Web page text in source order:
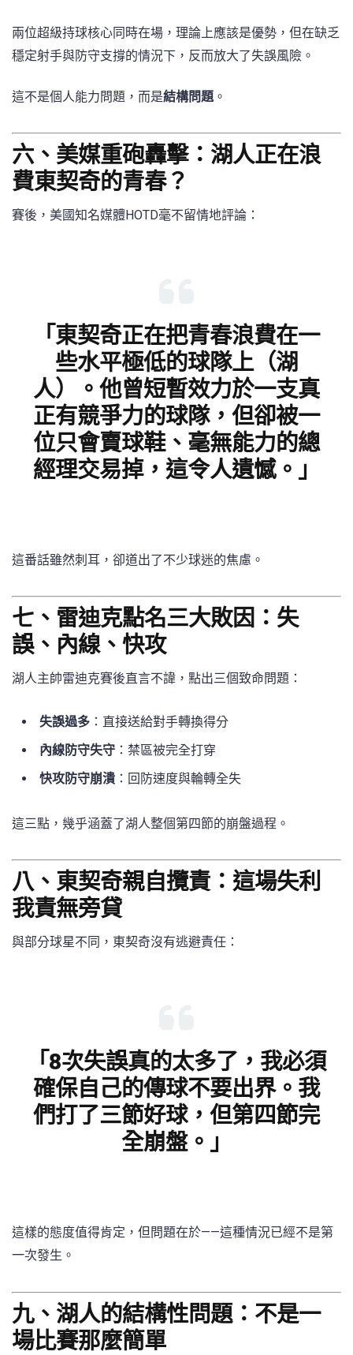
兩位超級持球核心同時在場，理論上應該是優勢，但在缺乏
穩定射手與防守支撐的情況下，反而放大了失誤風險。
這不是個人能力問題，而是結構問題。
六、美媒重砲轟擊：湖人正在浪
費東契奇的青春？
賽後，美國知名媒體HOTD毫不留情地評論：
「東契奇正在把青春浪費在一
些水平極低的球隊上（湖
人）。他曾短暫效力於一支真
正有競爭力的球隊，但卻被一
位只會賣球鞋、毫無能力的總
經理交易掉，這令人遺憾。」
這番話雖然刺耳，卻道出了不少球迷的焦慮。
七、雷迪克點名三大敗因：失
誤、內線、快攻
湖人主帥雷迪克賽後直言不諱，點出三個致命問題：
失誤過多 ：直接送給對手轉換得分
內線防守失守 ：禁區被完全打穿
快攻防守崩潰 ：回防速度與輪轉全失
這三點，幾乎涵蓋了湖人整個第四節的崩盤過程。
八、東契奇親自攬責：這場失利
我責無旁貸
與部分球星不同，東契奇沒有逃避責任：
「8次失誤真的太多了，我必須
確保自己的傳球不要出界。我
們打了三節好球，但第四節完
全崩盤。」
這樣的態度值得肯定，但問題在於——這種情況已經不是第
一次發生。
九、湖人的結構性問題：不是一
場比賽那麼簡單